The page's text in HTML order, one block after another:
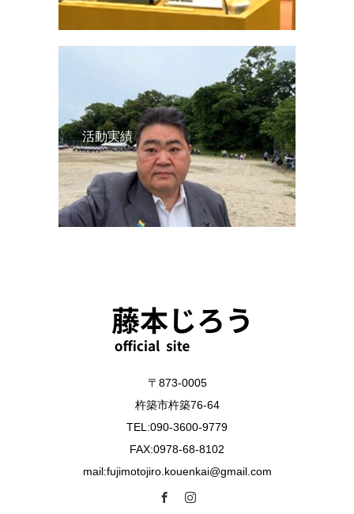
活動実績
〒873-0005
杵築市杵築76-64
TEL:090-3600-9779
FAX:0978-68-8102
mail:fujimotojiro.kouenkai@gmail.com